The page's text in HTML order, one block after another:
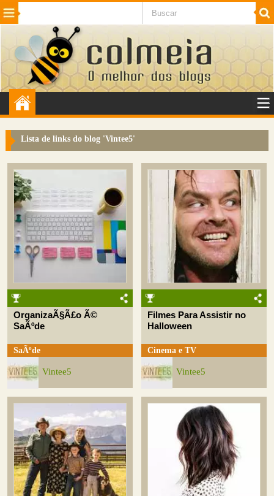
Beleza Cinema e TV
Internet Jogos NotÃ­cias SaÃºde
VeÃ­culos Adulto
Sugerir Link
Colmeia Exchange
Perguntas Frequentes
Sobre
Contato
Lista de links do blog 'Vintee5'
OrganizaÃ§Ã£o Ã©
SaÃºde
SaÃºde
Vintee5
Filmes Para Assistir no
Halloween
Cinema e TV
Vintee5